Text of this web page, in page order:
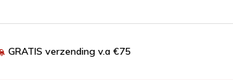
GRATIS verzending v.a €75